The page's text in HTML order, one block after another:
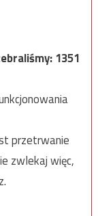
1351
przetrwanie
zwlekaj więc,